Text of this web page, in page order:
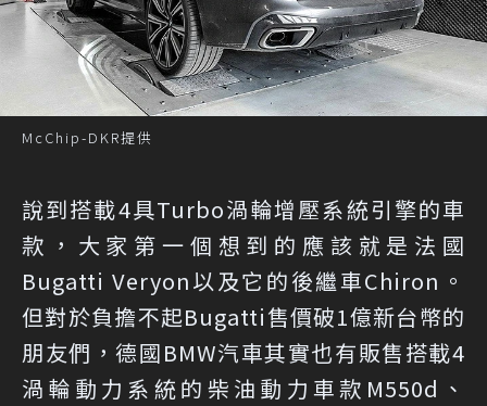
McChip-DKR提供
說到搭載4具Turbo渦輪增壓系統引擎的車
款，大家第一個想到的應該就是法國
Bugatti Veryon以及它的後繼車Chiron。
但對於負擔不起Bugatti售價破1億新台幣的
朋友們，德國BMW汽車其實也有販售搭載4
渦輪動力系統的柴油動力車款M550d、